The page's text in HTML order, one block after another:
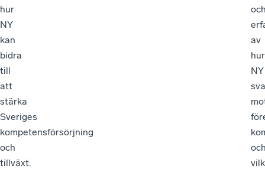
hur
NY
kan
bidra
till
att
stärka
Sveriges
kompetensförsörjning
och
tillväxt.
av
hur
NY